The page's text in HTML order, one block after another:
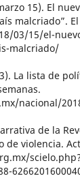
15). El
malcriado”.
03/15/el-
malcriado/
La lista de
nacional/
de la
de violencia.